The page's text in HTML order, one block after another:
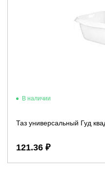
В наличии
Таз универсальный Гуд
121.36 ₽